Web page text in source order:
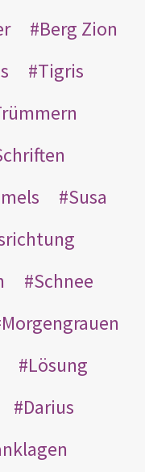
Berg Zion
Tigris
Susa
Schnee
Morgengrauen
Lösung
Darius